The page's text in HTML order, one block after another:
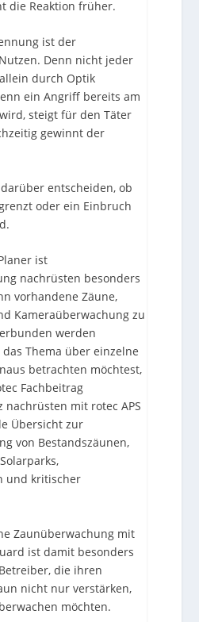
die Reaktion früher.
ist der
Denn nicht jeder
durch Optik
ein Angriff bereits am
steigt für den Täter
gewinnt der
entscheiden, ob
oder ein Einbruch
ist
nachrüsten besonders
vorhandene Zäune,
Kameraüberwachung zu
werden
Thema über einzelne
betrachten möchtest,
Fachbeitrag
nachrüsten mit rotec APS
Übersicht zur
von Bestandszäunen,
und kritischer
Zaunüberwachung mit
ist damit besonders
die ihren
nicht nur verstärken,
möchten.